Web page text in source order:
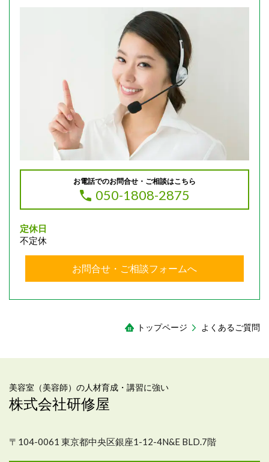
お電話でのお問合せ・ご相談はこちら
050-1808-2875
定休日
不定休
お問合せ・ご相談フォームへ
トップページ よくあるご質問
美容室（美容師）の人材育成・講習に強い
株式会社研修屋
〒104-0061 東京都中央区銀座1-12-4N&E BLD.7階